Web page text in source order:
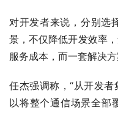
对开发者来说，分别选
景，不仅降低开发效率
服务成本，而一套解决
任杰强调称，“从开发
以将整个通信场景全部